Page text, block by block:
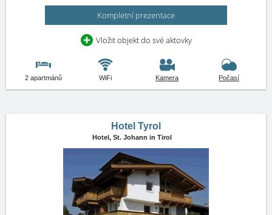
Kompletní prezentace
Vložit objekt do své aktovky
2 apartmánů WiFi Kamera Počasí
Hotel Tyrol
Hotel, St. Johann in Tirol